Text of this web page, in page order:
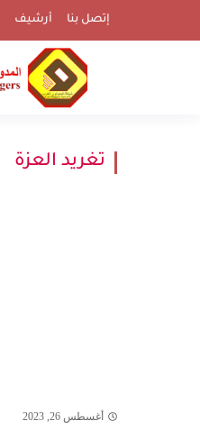
إتصل بنا أرشيف
تغريد العزة
أغسطس 26, 2023